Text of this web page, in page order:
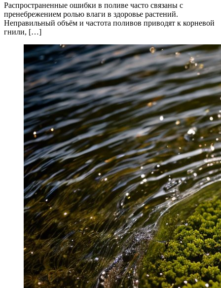
Распространенные ошибки в поливе часто связаны с
пренебрежением ролью влаги в здоровье растений.
Неправильный объём и частота поливов приводят к корневой
гнили, […]